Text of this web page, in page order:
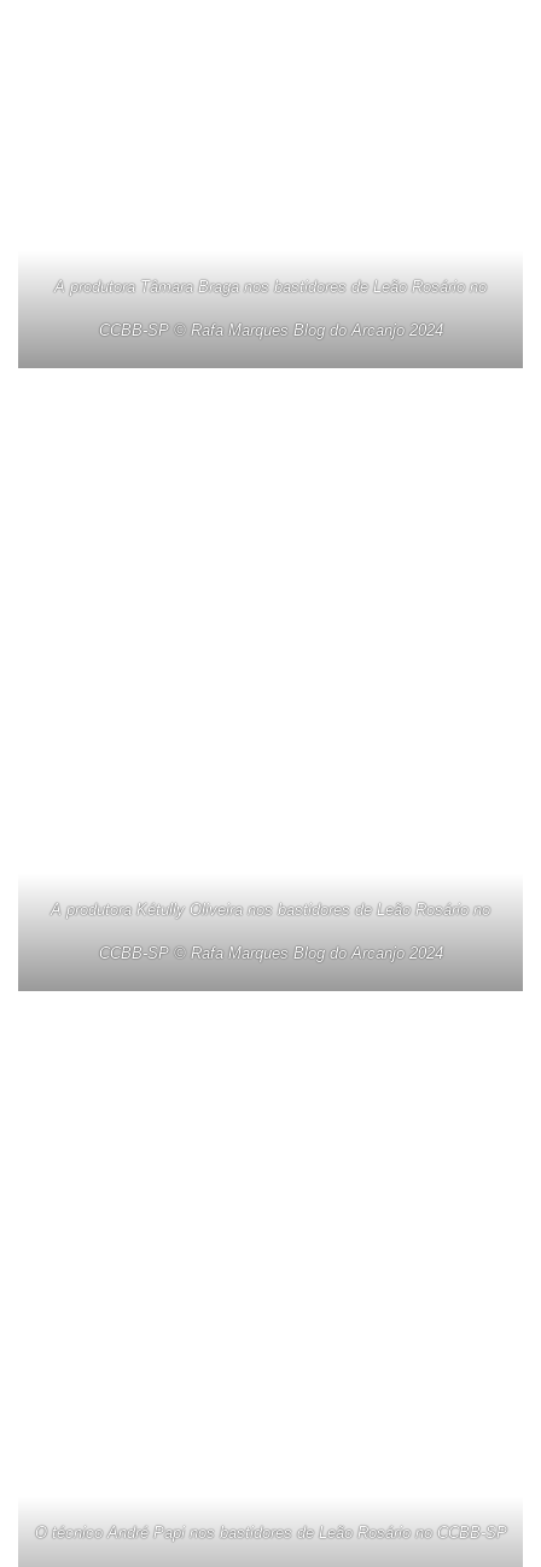
A produtora Tâmara Braga nos bastidores de Leão Rosário no
CCBB-SP © Rafa Marques Blog do Arcanjo 2024
A produtora Kétully Oliveira nos bastidores de Leão Rosário no
CCBB-SP © Rafa Marques Blog do Arcanjo 2024
O técnico André Papi nos bastidores de Leão Rosário no CCBB-SP